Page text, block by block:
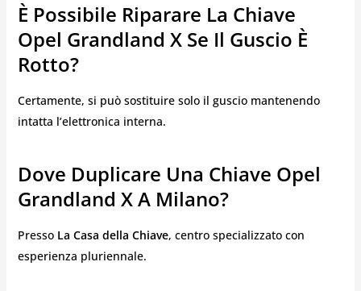
È Possibile Riparare La Chiave
Opel Grandland X Se Il Guscio È
Rotto?
Certamente, si può sostituire solo il guscio mantenendo
intatta l’elettronica interna.
Dove Duplicare Una Chiave Opel
Grandland X A Milano?
Presso La Casa della Chiave, centro specializzato con
esperienza pluriennale.